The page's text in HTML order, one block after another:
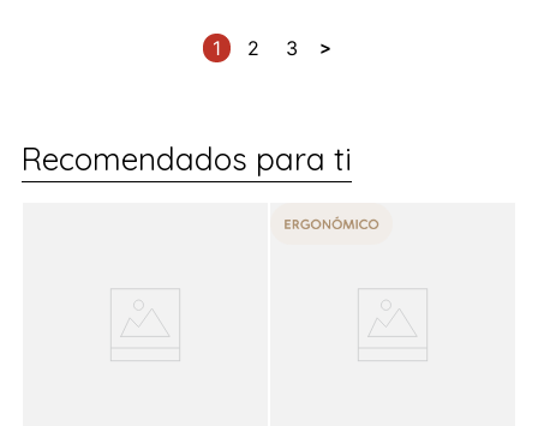
1 2 3
Recomendados para ti